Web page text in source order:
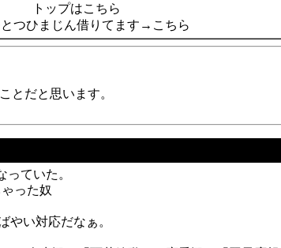
トップはこちら
とつひまじん借りてます→こちら
とだと思います。
ていた。
った奴
やい対応だなぁ。